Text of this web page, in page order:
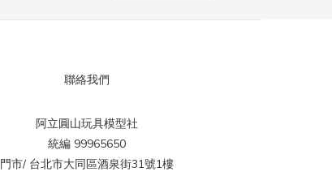
聯絡我們
阿立圓山玩具模型社
統編 99965650
門市/ 台北市大同區酒泉街31號1樓